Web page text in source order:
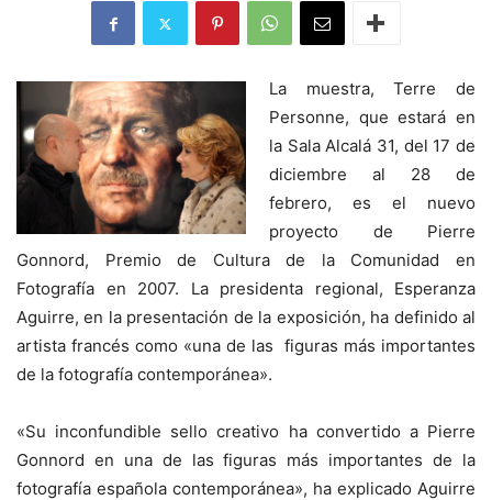
La muestra, Terre de
Personne, que estará en
la Sala Alcalá 31, del 17 de
diciembre al 28 de
febrero, es el nuevo
proyecto de Pierre
Gonnord, Premio de Cultura de la Comunidad en
Fotografía en 2007. La presidenta regional, Esperanza
Aguirre, en la presentación de la exposición, ha definido al
artista francés como «una de las figuras más importantes
de la fotografía contemporánea».
«Su inconfundible sello creativo ha convertido a Pierre
Gonnord en una de las figuras más importantes de la
fotografía española contemporánea», ha explicado Aguirre